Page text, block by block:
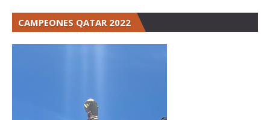
CAMPEONES QATAR 2022